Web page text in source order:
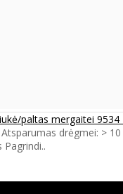
paltas mergaitei
drėgmei: >